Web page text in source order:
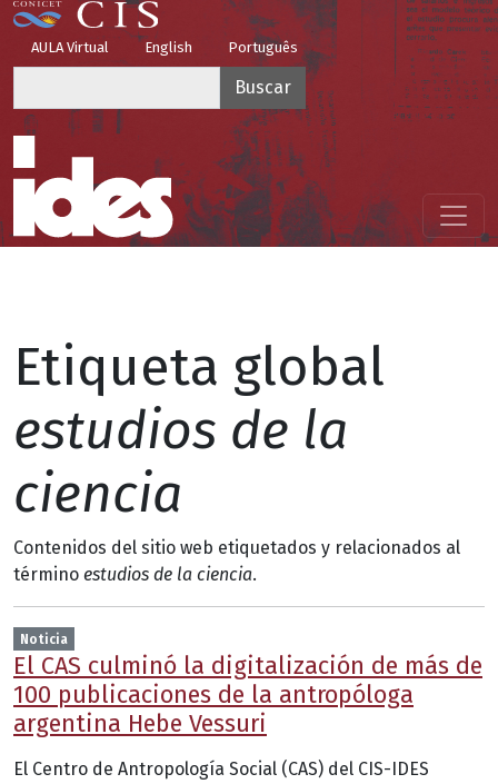
Pasar al contenido principal
Top Menu
AULA Virtual English Português
Menú principal
Etiqueta global
estudios de la
ciencia
Contenidos del sitio web etiquetados y relacionados al
término estudios de la ciencia.
Noticia
El CAS culminó la digitalización de más de
100 publicaciones de la antropóloga
argentina Hebe Vessuri
El Centro de Antropología Social (CAS) del CIS-IDES